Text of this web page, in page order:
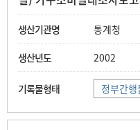
통계청
2002
정부간행